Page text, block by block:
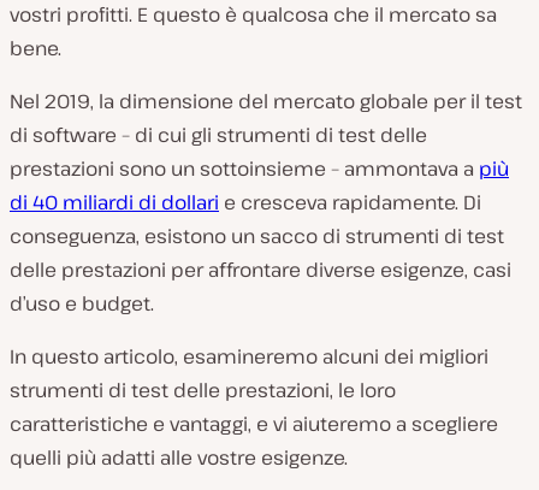
vostri profitti. E questo è qualcosa che il mercato sa
bene.
Nel 2019, la dimensione del mercato globale per il test
di software – di cui gli strumenti di test delle
prestazioni sono un sottoinsieme – ammontava a più
di 40 miliardi di dollari e cresceva rapidamente. Di
conseguenza, esistono un sacco di strumenti di test
delle prestazioni per affrontare diverse esigenze, casi
d’uso e budget.
In questo articolo, esamineremo alcuni dei migliori
strumenti di test delle prestazioni, le loro
caratteristiche e vantaggi, e vi aiuteremo a scegliere
quelli più adatti alle vostre esigenze.